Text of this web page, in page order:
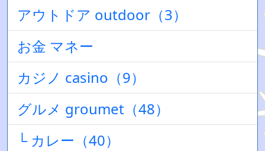
アウトドア outdoor（3）
お金 マネー
カジノ casino（9）
グルメ groumet（48）
└ カレー（40）